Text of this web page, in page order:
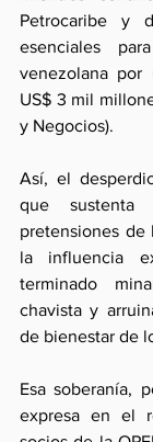
Petrocaribe y
esenciales
venezolana por
US$ 3 mil
y Negocios).
Así, el
que sustenta
pretensiones de
la influencia
terminado
chavista y
de bienestar de
Esa soberanía,
expresa en el